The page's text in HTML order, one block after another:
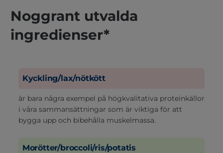
Noggrant utvalda
ingredienser*
Kyckling/lax/nötkött
är bara några exempel på högkvalitativa proteinkällor
i våra sammansättningar som är viktiga för att
bygga upp och bibehålla muskelmassa.
Morötter/broccoli/ris/potatis